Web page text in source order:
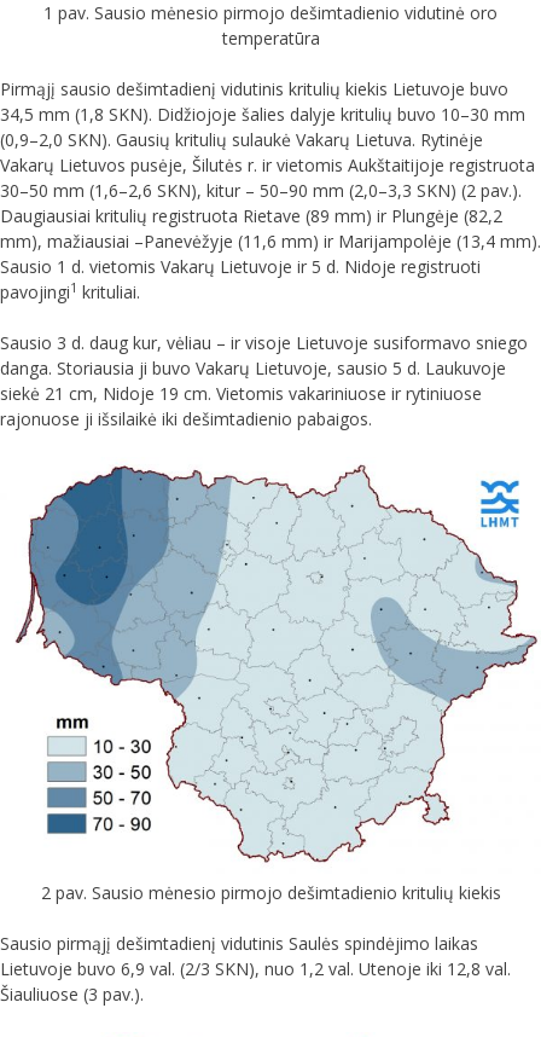
1 pav. Sausio mėnesio pirmojo dešimtadienio vidutinė oro
temperatūra
Pirmąjį sausio dešimtadienį vidutinis kritulių kiekis Lietuvoje buvo
34,5 mm (1,8 SKN). Didžiojoje šalies dalyje kritulių buvo 10–30 mm
(0,9–2,0 SKN). Gausių kritulių sulaukė Vakarų Lietuva. Rytinėje
Vakarų Lietuvos pusėje, Šilutės r. ir vietomis Aukštaitijoje registruota
30–50 mm (1,6–2,6 SKN), kitur – 50–90 mm (2,0–3,3 SKN) (2 pav.).
Daugiausiai kritulių registruota Rietave (89 mm) ir Plungėje (82,2
mm), mažiausiai –Panevėžyje (11,6 mm) ir Marijampolėje (13,4 mm).
Sausio 1 d. vietomis Vakarų Lietuvoje ir 5 d. Nidoje registruoti
pavojingi1 krituliai.
Sausio 3 d. daug kur, vėliau – ir visoje Lietuvoje susiformavo sniego
danga. Storiausia ji buvo Vakarų Lietuvoje, sausio 5 d. Laukuvoje
siekė 21 cm, Nidoje 19 cm. Vietomis vakariniuose ir rytiniuose
rajonuose ji išsilaikė iki dešimtadienio pabaigos.
2 pav. Sausio mėnesio pirmojo dešimtadienio kritulių kiekis
Sausio pirmąjį dešimtadienį vidutinis Saulės spindėjimo laikas
Lietuvoje buvo 6,9 val. (2/3 SKN), nuo 1,2 val. Utenoje iki 12,8 val.
Šiauliuose (3 pav.).